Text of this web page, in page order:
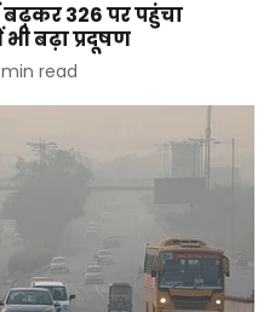
बढ़कर 326 पर पहुंचा
बढ़ा प्रदूषण
min read